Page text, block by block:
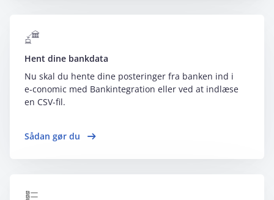
Hent dine bankdata
Nu skal du hente dine posteringer fra banken ind i
e‑conomic med Bankintegration eller ved at indlæse
en CSV-fil.
Sådan gør du